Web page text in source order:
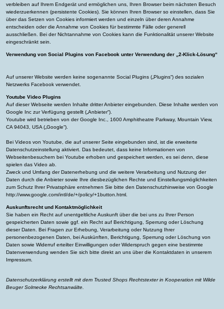
verbleiben auf Ihrem Endgerät und ermöglichen uns, Ihren Browser beim nächsten Besuch
wiederzuerkennen (persistente Cookies). Sie können Ihren Browser so einstellen, dass Sie
über das Setzen von Cookies informiert werden und einzeln über deren Annahme
entscheiden oder die Annahme von Cookies für bestimmte Fälle oder generell
ausschließen. Bei der Nichtannahme von Cookies kann die Funktionalität unserer Website
eingeschränkt sein.
Verwendung von Social Plugins von Facebook unter Verwendung der „2-Klick-Lösung“
Auf unserer Website werden keine sogenannte Social Plugins („Plugins“) des sozialen
Netzwerks Facebook verwendet.
Youtube Video Plugins
Auf dieser Webseite werden Inhalte dritter Anbieter eingebunden. Diese Inhalte werden von
Google Inc zur Verfügung gestellt („Anbieter“).
Youtube wird betrieben von der Google Inc., 1600 Amphitheatre Parkway, Mountain View,
CA 94043, USA („Google“).
Bei Videos von Youtube, die auf unserer Seite eingebunden sind, ist die erweiterte
Datenschutzeinstellung aktiviert. Das bedeutet, dass keine Informationen von
Webseitenbesuchern bei Youtube erhoben und gespeichert werden, es sei denn, diese
spielen das Video ab.
Zweck und Umfang der Datenerhebung und die weitere Verarbeitung und Nutzung der
Daten durch die Anbieter sowie Ihre diesbezüglichen Rechte und Einstellungsmöglichkeiten
zum Schutz Ihrer Privatsphäre entnehmen Sie bitte den Datenschutzhinweise von Google
http://www.google.com/intl/de/+/policy/+1button.html
Auskunftsrecht und Kontaktmöglichkeit
Sie haben ein Recht auf unentgeltliche Auskunft über die bei uns zu Ihrer Person
gespeicherten Daten sowie ggf. ein Recht auf Berichtigung, Sperrung oder Löschung
dieser Daten. Bei Fragen zur Erhebung, Verarbeitung oder Nutzung Ihrer
personenbezogenen Daten, bei Auskünften, Berichtigung, Sperrung oder Löschung von
Daten sowie Widerruf erteilter Einwilligungen oder Widerspruch gegen eine bestimmte
Datenverwendung wenden Sie sich bitte direkt an uns über die Kontaktdaten in unserem
Impressum.
Datenschutzerklärung erstellt mit dem Trusted Shops Rechtstexter in Kooperation mit Wilde
Beuger Solmecke Rechtsanwälte